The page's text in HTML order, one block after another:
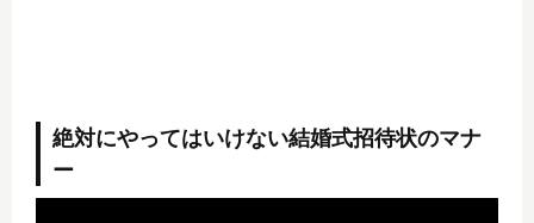
絶対にやってはいけない結婚式招待状のマナ
ー